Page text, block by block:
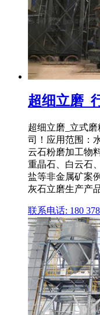
超细立磨_
超细立磨_立式
司！应用范围：
云石粉磨加工物
重晶石、白云石
盐等非金属矿案
灰石立磨生产产
联系电话: 180